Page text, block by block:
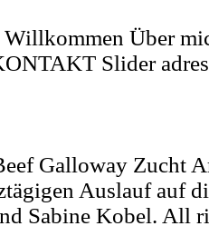
Über
Slider
Galloway Zucht
Auslauf auf
Sabine Kobel. All